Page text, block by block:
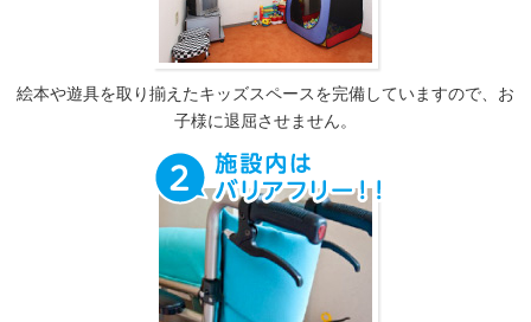
絵本や遊具を取り揃えたキッズスペースを完備していますので、お
子様に退屈させません。